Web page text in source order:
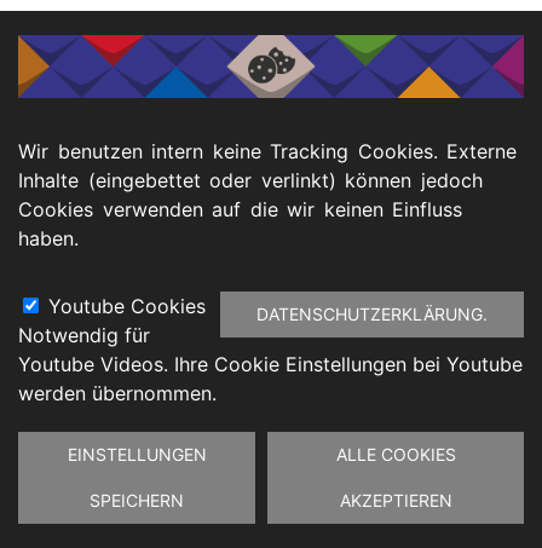
Menu
Footer Barrierefreiheitserklärung
Wir benutzen intern keine Tracking Cookies. Externe
Inhalte (eingebettet oder verlinkt) können jedoch
Cookies verwenden auf die wir keinen Einfluss
haben.
DATENSCHUTZERKLÄRUNG.
Youtube Cookies
Notwendig für
Youtube Videos. Ihre Cookie Einstellungen bei Youtube
werden übernommen.
EINSTELLUNGEN
SPEICHERN
ALLE COOKIES
AKZEPTIEREN
Zustimmung
zurückziehen